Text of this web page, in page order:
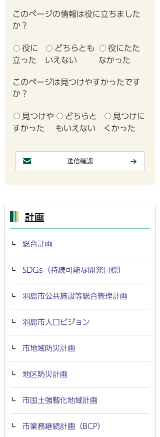
このページの情報は役に立ちました
か？
役に
立った
どちらとも
いえない
役にたた
なかった
このページは見つけやすかったです
か？
見つけや
すかった
どちらと
もいえない
見つけに
くかった
計画
総合計画
SDGs（持続可能な開発目標）
羽島市公共施設等総合管理計画
羽島市人口ビジョン
市地域防災計画
地区防災計画
市国土強靱化地域計画
市業務継続計画（BCP）